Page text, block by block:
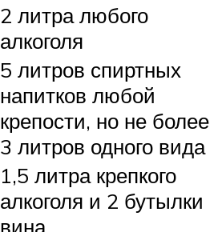
2 литра любого
алкоголя
5 литров спиртных
напитков любой
крепости, но не более
3 литров одного вида
1,5 литра крепкого
алкоголя и 2 бутылки
вина